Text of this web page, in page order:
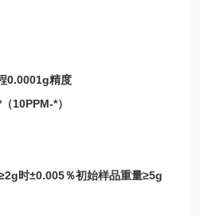
0.0001g精度
10PPM-*）
时±0.005％初始样品重量≥5g